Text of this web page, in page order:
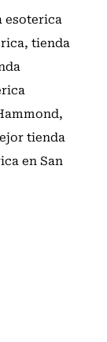
esoterica
, tienda
,
tienda
en San